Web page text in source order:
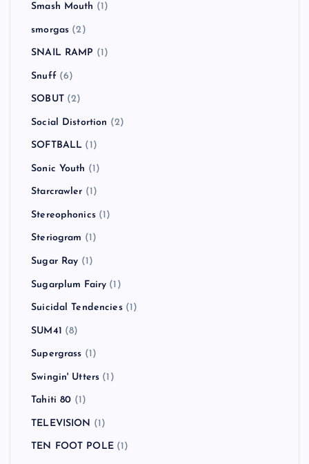
Smash Mouth (1)
smorgas (2)
SNAIL RAMP (1)
Snuff (6)
SOBUT(2)
Social Distortion (2)
SOFTBALL (1)
Sonic Youth (1)
Starcrawler (1)
Stereophonics(1)
Steriogram (1)
Sugar Ray (1)
Sugarplum Fairy (1)
Suicidal Tendencies(1)
SUM41 (8)
Supergrass (1)
Swingin' Utters (1)
Tahiti 80 (1)
TELEVISION (1)
TEN FOOT POLE(1)